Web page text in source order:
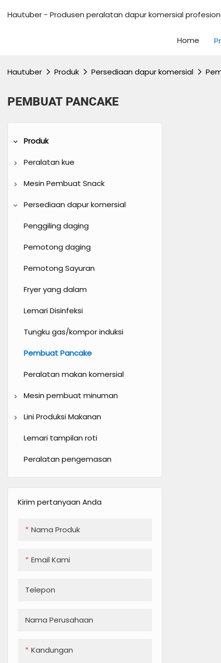
Hautuber - Produsen peralatan dapur komersial
Home
Hautuber Produk Persediaan dapur komersial
PEMBUAT PANCAKE
Produk
Peralatan kue
Oven dek
Oven konveksi udara panas
Oven putar udara panas
Mixer adonan
Mixer planet
Mesin press adonan
Sheeter adonan
Kue mesin yang lebih halus
Injector selai
Bukti adonan
Pembagi adonan
Aksesoris memanggang
Mesin Pembuat Snack
Mesin es krim
Mesin lumpur
Mesin kepingan salju
Mesin permen kapas
Mesin popcorn
Persediaan dapur komersial
Penggiling daging
Pemotong daging
Pemotong Sayuran
Fryer yang dalam
Lemari Disinfeksi
Tungku gas/kompor induksi
Pembuat Pancake
Peralatan makan komersial
Mesin pembuat minuman
Mesin kopi
Juicer buah dan sayuran
Pembuat kedelai
pencampur
Pembuat es
Lini Produksi Makanan
Mesin pengaturan baki
Mesin deposan cookie
Jalur produksi kue bulan
Oven terowongan
Lemari tampilan roti
Peralatan pengemasan
Kirim pertanyaan Anda
Nama Produk
Email Kami
Telepon
Nama Perusahaan
Kandungan